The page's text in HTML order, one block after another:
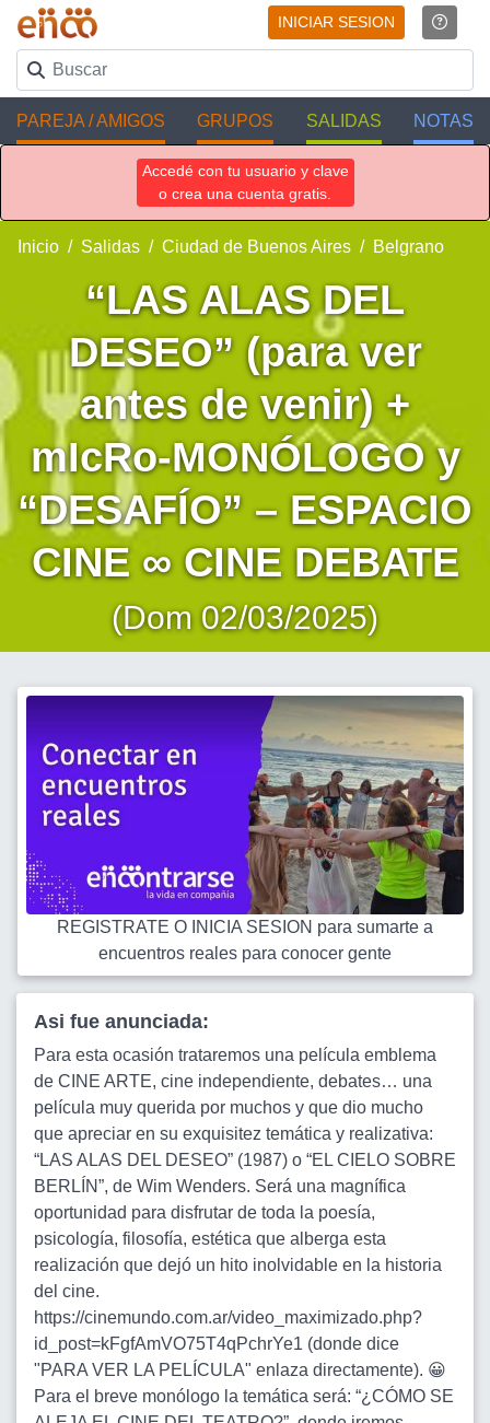
INICIAR SESION
PAREJA / AMIGOS GRUPOS SALIDAS NOTAS
Accedé con tu usuario y clave
o crea una cuenta gratis.
Inicio Salidas Ciudad de Buenos Aires Belgrano
“LAS ALAS DEL
DESEO” (para ver
antes de venir) +
mIcRo-MONÓLOGO y
“DESAFÍO” – ESPACIO
CINE ∞ CINE DEBATE
(Dom 02/03/2025)
REGISTRATE O INICIA SESION para sumarte a
encuentros reales para conocer gente
Asi fue anunciada:
Para esta ocasión trataremos una película emblema
de CINE ARTE, cine independiente, debates… una
película muy querida por muchos y que dio mucho
que apreciar en su exquisitez temática y realizativa:
“LAS ALAS DEL DESEO” (1987) o “EL CIELO SOBRE
BERLÍN”, de Wim Wenders. Será una magnífica
oportunidad para disfrutar de toda la poesía,
psicología, filosofía, estética que alberga esta
realización que dejó un hito inolvidable en la historia
del cine.
https://cinemundo.com.ar/video_maximizado.php?
id_post=kFgfAmVO75T4qPchrYe1 (donde dice
"PARA VER LA PELÍCULA" enlaza directamente). 😀
Para el breve monólogo la temática será: “¿CÓMO SE